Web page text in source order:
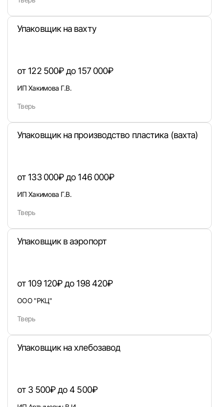
Вход в личный кабинет
Войдите в личный кабинет, чтобы
Вход по коду
Упаковщик на вахту
от 122 500₽ до 157 000₽
ИП Хакимова Г.В.
Тверь
Упаковщик на производство пластика (вахта)
от 133 000₽ до 146 000₽
ИП Хакимова Г.В.
Тверь
Упаковщик в аэропорт
от 109 120₽ до 198 420₽
ООО "РКЦ"
Тверь
Упаковщик на хлебозавод
от 3 500₽ до 4 500₽